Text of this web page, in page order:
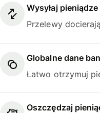
Wysyłaj
Przelewy
Globalne dane
Łatwo otrzymuj
Oszczędzaj